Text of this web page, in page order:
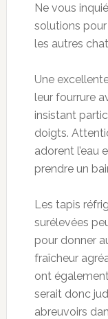
Ne vous
solutions
les autres
Une
leur fourrure
insistant
doigts.
adorent l’eau
prendre un
Les tapis
surélevées
pour donner
fraîcheur
ont
serait donc
abreuvoirs